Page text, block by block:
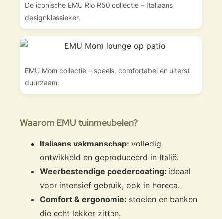
De iconische EMU Rio R50 collectie – Italiaans
designklassieker.
EMU Mom collectie – speels, comfortabel en uiterst
duurzaam.
Waarom EMU tuinmeubelen?
Italiaans vakmanschap: volledig
ontwikkeld en geproduceerd in Italië.
Weerbestendige poedercoating: ideaal
voor intensief gebruik, ook in horeca.
Comfort & ergonomie: stoelen en banken
die echt lekker zitten.